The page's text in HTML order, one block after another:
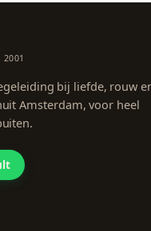
2001
bij liefde, rouw
Amsterdam, voor heel